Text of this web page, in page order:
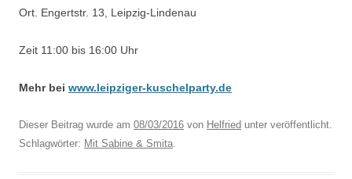
Ort. Engertstr. 13, Leipzig-Lindenau
Zeit 11:00 bis 16:00 Uhr
Mehr bei www.leipziger-kuschelparty.de
Dieser Beitrag wurde am 08/03/2016 von Helfried unter veröffentlicht.
Schlagwörter: Mit Sabine & Smita.